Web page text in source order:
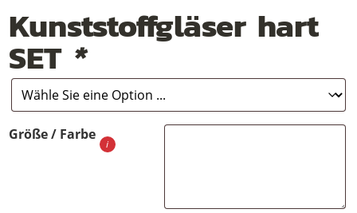
Kunststoffgläser hart
SET *
Größe / Farbe